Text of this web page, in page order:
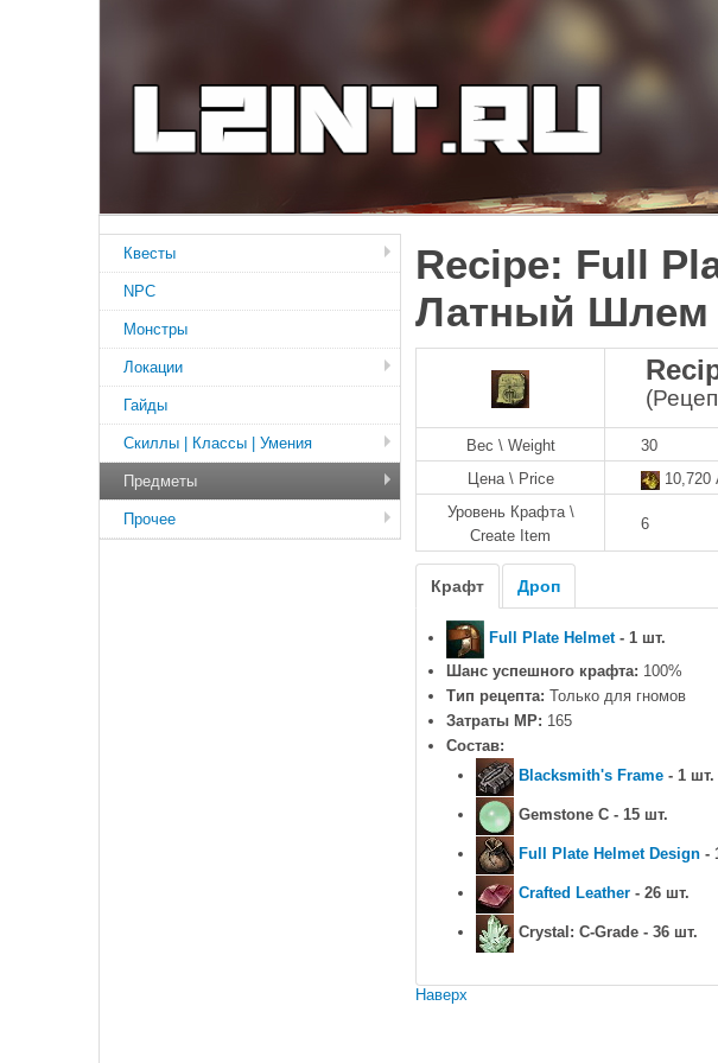
Recipe: Full
Латный Шлем
Вес \ Weight
30
Цена \ Price
10,720
Уровень Крафта \
Create Item
6
Крафт Дроп
Full Plate Helmet- 1 шт.
Шанс успешного крафта: 100%
Тип рецепта: Только для гномов
Затраты MP: 165
Состав:
Blacksmith's Frame - 1 шт.
Gemstone C - 15 шт.
Full Plate Helmet Design -
Crafted Leather - 26 шт.
Crystal: C-Grade - 36 шт.
Наверх
Квесты
NPC
Монстры
Локации
Гайды
Скиллы | Классы | Умения
Предметы
Прочее